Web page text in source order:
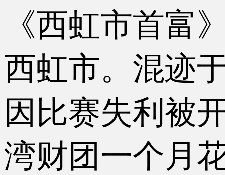
《西虹市首富
西虹市。混迹
因比赛失利被
湾财团一个月